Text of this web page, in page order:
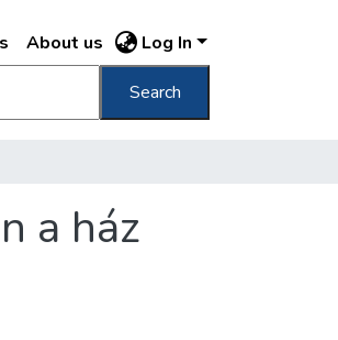
About us Log In
Search
a ház